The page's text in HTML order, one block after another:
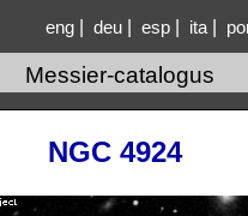
eng| deu| esp| ita|
Messier-catalogus
NGC 4924